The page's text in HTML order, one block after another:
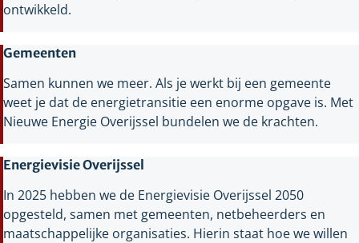
ontwikkeld.
Gemeenten
Samen kunnen we meer. Als je werkt bij een gemeente
weet je dat de energietransitie een enorme opgave is. Met
Nieuwe Energie Overijssel bundelen we de krachten.
Energievisie Overijssel
In 2025 hebben we de Energievisie Overijssel 2050
opgesteld, samen met gemeenten, netbeheerders en
maatschappelijke organisaties. Hierin staat hoe we willen